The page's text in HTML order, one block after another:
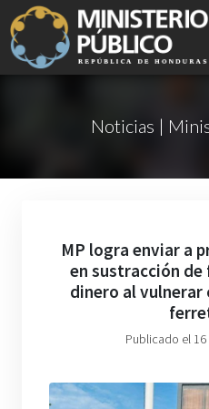
Noticias |
MP logra enviar a
en sustracción
dinero al vulnerar
Publicado el